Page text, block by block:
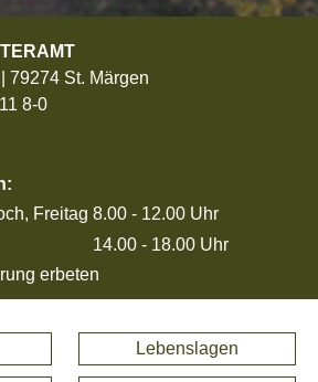
79274 St. Märgen
8-0
Freitag 8.00 - 12.00 Uhr
14.00 - 18.00 Uhr
erbeten
Lebenslagen